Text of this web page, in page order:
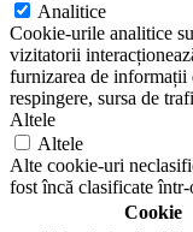
Analitice
Cookie-urile analitice
vizitatorii
furnizarea de informații
respingere, sursa de
Altele
Altele
Alte cookie-uri
fost încă clasificate într-
Cookie